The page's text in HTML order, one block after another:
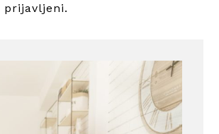
prijavljeni.